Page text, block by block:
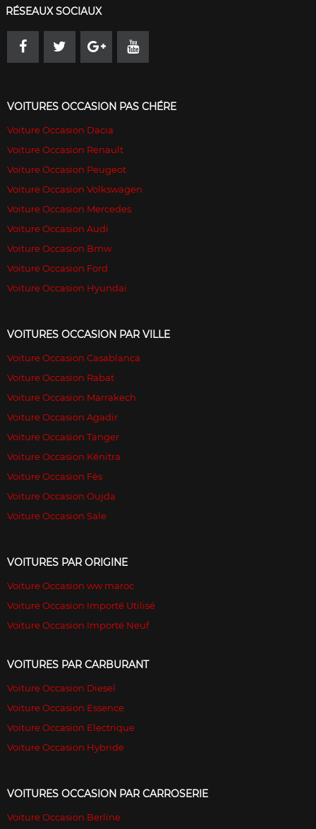
RÉSEAUX SOCIAUX
VOITURES OCCASION PAS CHÉRE
Voiture Occasion Dacia
Voiture Occasion Renault
Voiture Occasion Peugeot
Voiture Occasion Volkswagen
Voiture Occasion Mercedes
Voiture Occasion Audi
Voiture Occasion Bmw
Voiture Occasion Ford
Voiture Occasion Hyundai
VOITURES OCCASION PAR VILLE
Voiture Occasion Casablanca
Voiture Occasion Rabat
Voiture Occasion Marrakech
Voiture Occasion Agadir
Voiture Occasion Tanger
Voiture Occasion Kénitra
Voiture Occasion Fès
Voiture Occasion Oujda
Voiture Occasion Sale
VOITURES PAR ORIGINE
Voiture Occasion ww maroc
Voiture Occasion Importé Utilisé
Voiture Occasion Importé Neuf
VOITURES PAR CARBURANT
Voiture Occasion Diesel
Voiture Occasion Essence
Voiture Occasion Electrique
Voiture Occasion Hybride
VOITURES OCCASION PAR CARROSERIE
Voiture Occasion Berline